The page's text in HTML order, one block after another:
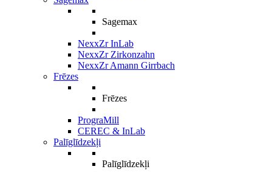
Sagemax
NexxZr InLab
NexxZr Zirkonzahn
NexxZr Amann Girrbach
Frēzes
Frēzes
PrograMill
CEREC & InLab
Palīglīdzekļi
Palīglīdzekļi